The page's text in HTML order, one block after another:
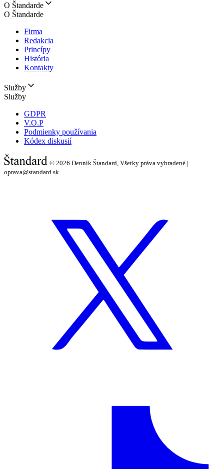
O Štandarde
O Štandarde
Firma
Redakcia
Princípy
História
Kontakty
Služby
Služby
GDPR
V.O.P
Podmienky používania
Kódex diskusií
© 2026 Denník Štandard, Všetky práva vyhradené |
oprava@standard.sk